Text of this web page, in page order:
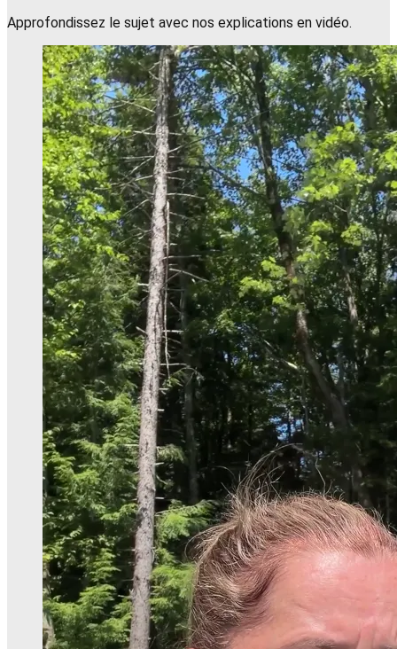
Approfondissez le sujet avec nos explications en vidéo.